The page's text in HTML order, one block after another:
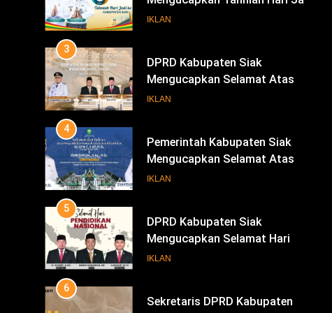
Pengambilan Sumpah Jabatan
IKLAN
4
Pemerintah Kabupaten Siak
Mengucapkan Selamat Atas
Pengambilan Sumpah Jabatan
IKLAN
5
DPRD Kabupaten Siak
Mengucapkan Selamat Hari
Pendidikan Nasional
IKLAN
6
Sekretaris DPRD Kabupaten
Siak Mengucapkan Selamat Hari
Buruh
IKLAN
7
KENALI WARNA SURAT SUARA